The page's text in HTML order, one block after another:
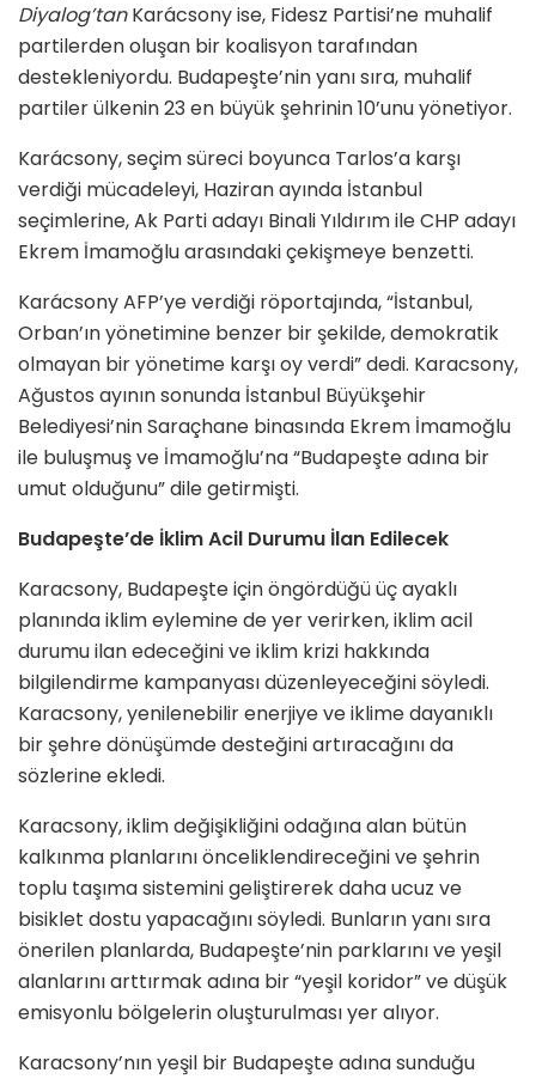
Diyalog’tanKarácsony ise, Fidesz Partisi’ne muhalif
partilerden oluşan bir koalisyon tarafından
destekleniyordu. Budapeşte’nin yanı sıra, muhalif
partiler ülkenin 23 en büyük şehrinin 10’unu yönetiyor.
Karácsony, seçim süreci boyunca Tarlos’a karşı
verdiği mücadeleyi, Haziran ayında İstanbul
seçimlerine, Ak Parti adayı Binali Yıldırım ile CHP adayı
Ekrem İmamoğlu arasındaki çekişmeye benzetti.
Karácsony AFP’ye verdiği röportajında, “İstanbul,
Orban’ın yönetimine benzer bir şekilde, demokratik
olmayan bir yönetime karşı oy verdi” dedi. Karacsony,
Ağustos ayının sonunda İstanbul Büyükşehir
Belediyesi’nin Saraçhane binasında Ekrem İmamoğlu
ile buluşmuş ve İmamoğlu’na “Budapeşte adına bir
umut olduğunu” dile getirmişti.
Budapeşte’de İklim Acil Durumu İlan Edilecek
Karacsony, Budapeşte için öngördüğü üç ayaklı
planında iklim eylemine de yer verirken, iklim acil
durumu ilan edeceğini ve iklim krizi hakkında
bilgilendirme kampanyası düzenleyeceğini söyledi.
Karacsony, yenilenebilir enerjiye ve iklime dayanıklı
bir şehre dönüşümde desteğini artıracağını da
sözlerine ekledi.
Karacsony, iklim değişikliğini odağına alan bütün
kalkınma planlarını önceliklendireceğini ve şehrin
toplu taşıma sistemini geliştirerek daha ucuz ve
bisiklet dostu yapacağını söyledi. Bunların yanı sıra
önerilen planlarda, Budapeşte’nin parklarını ve yeşil
alanlarını arttırmak adına bir “yeşil koridor” ve düşük
emisyonlu bölgelerin oluşturulması yer alıyor.
Karacsony’nın yeşil bir Budapeşte adına sunduğu